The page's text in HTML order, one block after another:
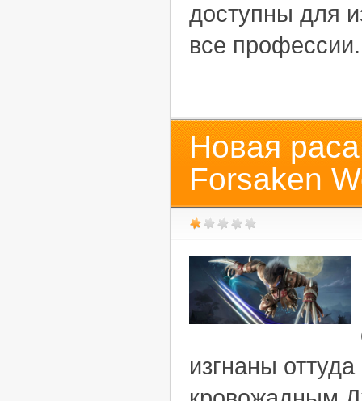
доступны для
все профессии.
Новая
Forsaken
изгнаны